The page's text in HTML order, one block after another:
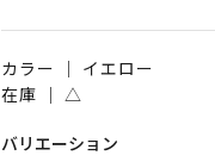
カラー ｜ イエロー
在庫 ｜△
バリエーション